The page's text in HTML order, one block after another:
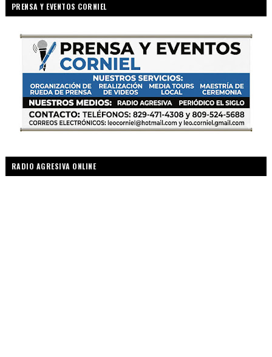
PRENSA Y EVENTOS CORNIEL
RADIO AGRESIVA ONLINE